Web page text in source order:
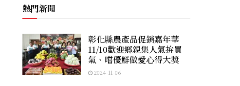
熱門新聞
彰化縣農產品促銷嘉年華
11/10歡迎鄉親集人氣拚買
氣、嚐優鮮做愛心得大獎
2024-11-06